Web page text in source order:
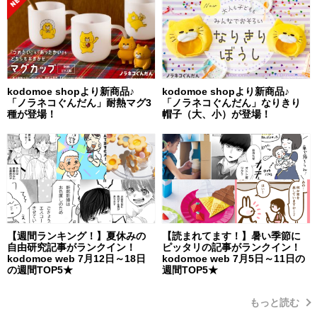
kodomoe shopより新商品♪
「ノラネコぐんだん」耐熱マグ3
種が登場！
kodomoe shopより新商品♪
「ノラネコぐんだん」なりきり
帽子（大、小）が登場！
【週間ランキング！】夏休みの
自由研究記事がランクイン！
kodomoe web 7月12日～18日
の週間TOP5★
【読まれてます！】暑い季節に
ピッタリの記事がランクイン！
kodomoe web 7月5日～11日の
週間TOP5★
もっと読む